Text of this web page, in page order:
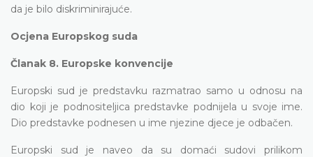
da je bilo diskriminirajuće.
Ocjena Europskog suda
Članak 8. Europske konvencije
Europski sud je predstavku razmatrao samo u odnosu na
dio koji je podnositeljica predstavke podnijela u svoje ime.
Dio predstavke podnesen u ime njezine djece je odbačen.
Europski sud je naveo da su domaći sudovi prilikom